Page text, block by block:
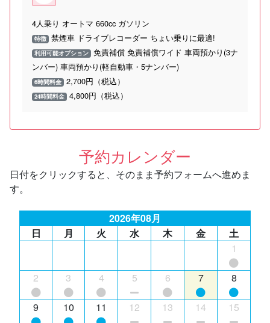
4人乗り オートマ 660cc ガソリン
特徴 禁煙車 ドライブレコーダー ちょい乗りに最適!
利用可能オプション 免責補償 免責補償ワイド 車両預かり(3ナ
ンバー) 車両預かり(軽自動車・5ナンバー)
6時間料金 2,700円（税込）
24時間料金 4,800円（税込）
予約カレンダー
日付をクリックすると、そのまま予約フォームへ進めま
す。
2026年08月
日
月 火 水 木 金
土
1
2 3 4 5 6 7 8
9 10 11 12 13 14 15